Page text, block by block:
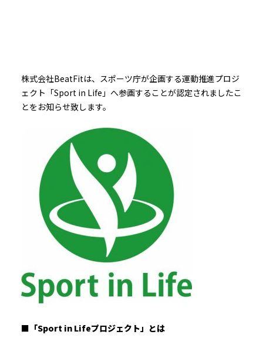
株式会社BeatFitは、スポーツ庁が企画する運動推進プロジ
ェクト「Sport in Life」へ参画することが認定されましたこ
とをお知らせ致します。
■「Sport in Lifeプロジェクト」とは